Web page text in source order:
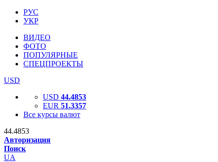
РУС
УКР
ВИДЕО
ФОТО
ПОПУЛЯРНЫЕ
СПЕЦПРОЕКТЫ
USD
USD 44.4853
EUR 51.3357
Все курсы валют
44.4853
Авторизация
Поиск
UA